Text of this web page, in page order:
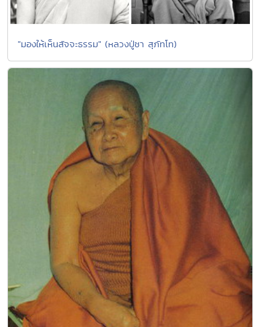
"มองให้เห็นสัจจะธรรม" (หลวงปู่ชา สุภัทโท)